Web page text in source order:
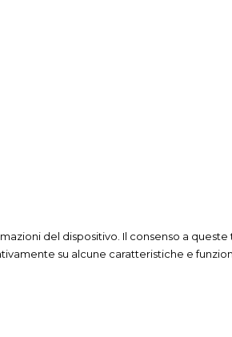
del dispositivo. Il consenso a
su alcune caratteristiche e